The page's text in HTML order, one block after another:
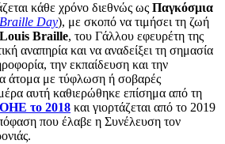
κάθε χρόνο διεθνώς ως Παγκόσμια
Day), με σκοπό να τιμήσει τη ζωή
Louis Braille, του Γάλλου εφευρέτη της
αναπηρία και να αναδείξει τη σημασία
την εκπαίδευση και την
άτομα με τύφλωση ή σοβαρές
αυτή καθιερώθηκε επίσημα από τη
ΟΗΕ το 2018 και γιορτάζεται από το 2019
που έλαβε η Συνέλευση τον